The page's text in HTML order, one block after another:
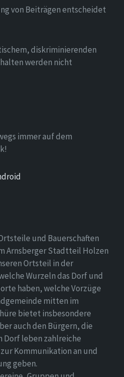
von Beiträgen entscheidet
diskriminierenden
werden nicht
immer auf dem
und Bauerschaften
Arnsberger Stadtteil Holzen
Ortsteil in der
Wurzeln das Dorf und
haben, welche Vorzüge
mitten im
bietet insbesondere
auch den Bürgern, die
Dorf leben zahlreiche
Kommunikation an und
geben.